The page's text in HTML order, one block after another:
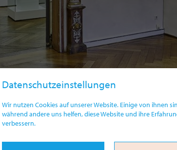
Datenschutzeinstellungen
Wir nutzen Cookies auf unserer Website. Einige von ihnen
während andere uns helfen, diese Website und ihre
verbessern.